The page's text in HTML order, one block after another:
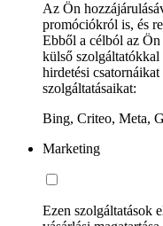
Az Ön
promóciókról is, és
Ebből a célból az
külső szolgáltatókkal
hirdetési
szolgáltatásaikat:
Bing, Criteo, Meta,
Marketing
Ezen szolgáltatások